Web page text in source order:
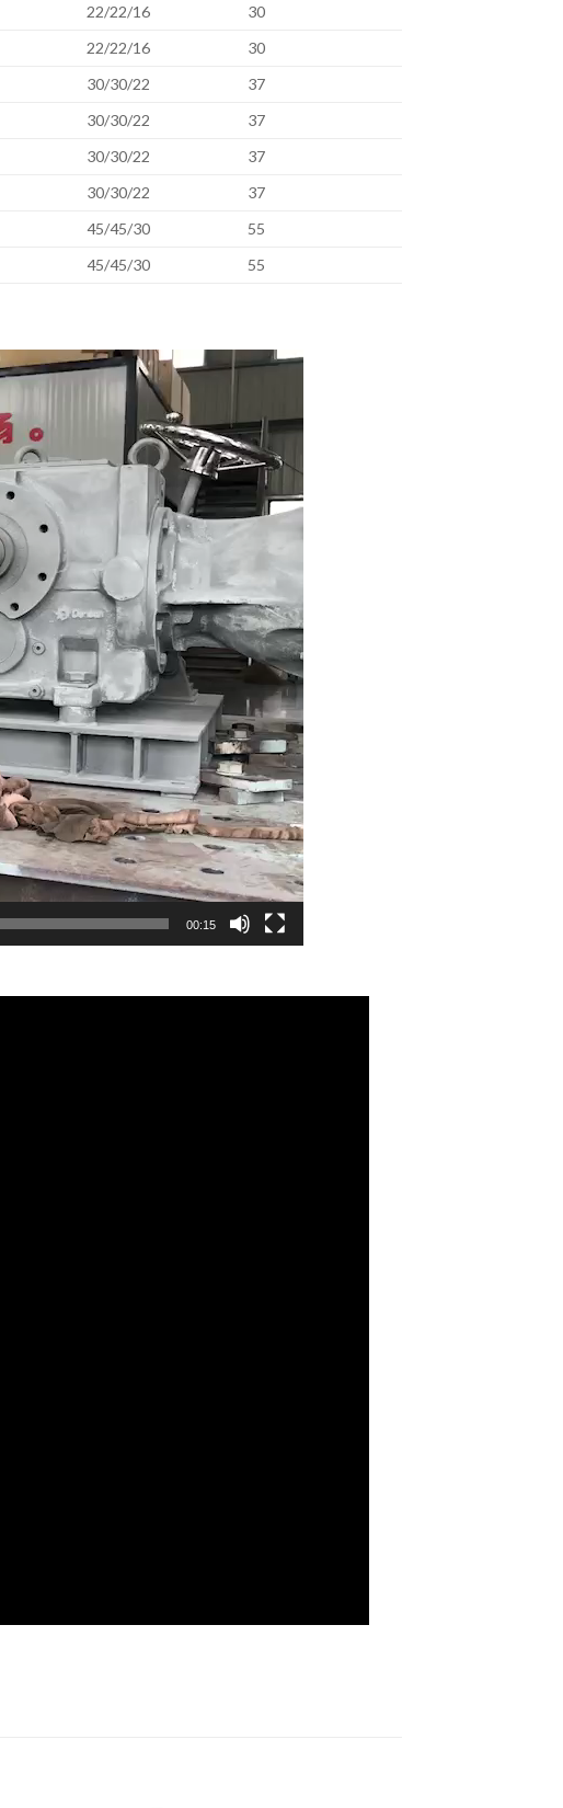
22/22/16
30
22/22/16
30
30/30/22
37
30/30/22
37
30/30/22
37
30/30/22
37
45/45/30
55
45/45/30 55
00:15